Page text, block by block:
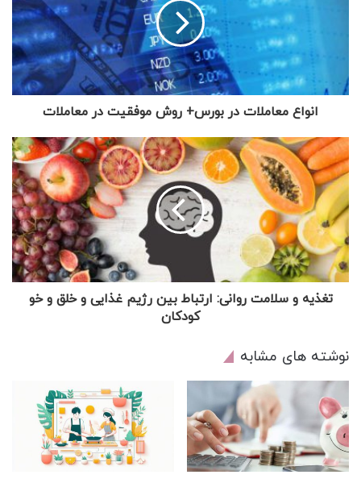
انواع معاملات در بورس+ روش موفقیت در معاملات
تغذیه و سلامت روانی: ارتباط بین رژیم غذایی و خلق و خو
کودکان
نوشته های مشابه